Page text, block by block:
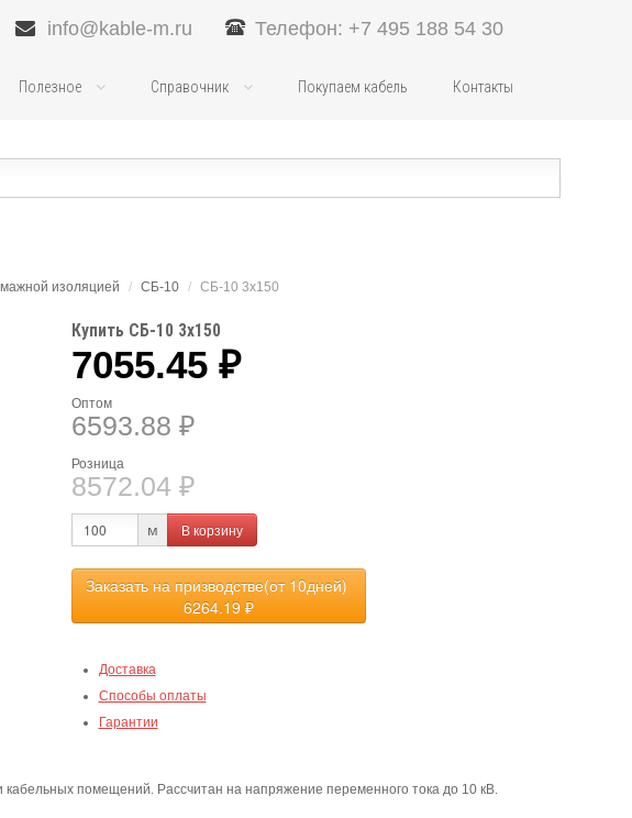
info@kable-m.ru Телефон: +7 495 188 54 30
Полезное Справочник Покупаем кабель Контакты
изоляцией / СБ-10 / СБ-10 3х150
Купить СБ-10 3х150
7055.45 ₽
Оптом
6593.88 ₽
Розница
8572.04 ₽
м В корзину
Заказать на призводстве(от 10дней)
6264.19 ₽
Доставка
Способы оплаты
Гарантии
помещений. Рассчитан на напряжение переменного тока до 10 кВ.